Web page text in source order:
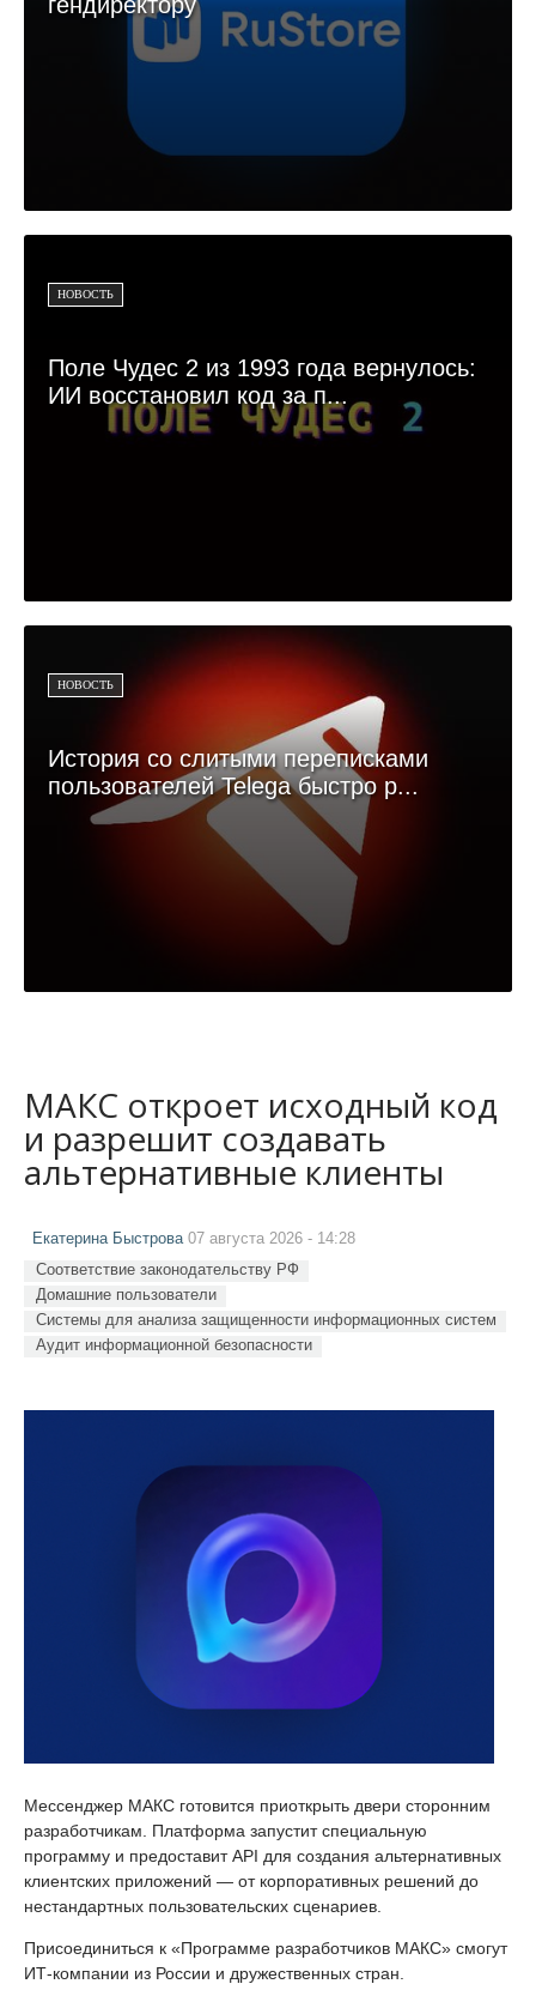
НОВОСТЬ
Поле Чудес 2 из 1993 года вернулось:
ИИ восстановил код за п...
НОВОСТЬ
История со слитыми переписками
пользователей Telega быстро р...
МАКС откроет исходный код
и разрешит создавать
альтернативные клиенты
Екатерина Быстрова07 августа 2026 - 14:28
Соответствие законодательству РФ
Домашние пользователи
Системы для анализа защищенности информационных систем
Аудит информационной безопасности
Мессенджер МАКС готовится приоткрыть двери сторонним
разработчикам. Платформа запустит специальную
программу и предоставит API для создания альтернативных
клиентских приложений — от корпоративных решений до
нестандартных пользовательских сценариев.
Присоединиться к «Программе разработчиков МАКС» смогут
ИТ-компании из России и дружественных стран.